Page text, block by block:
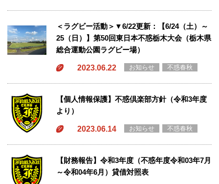
＜ラグビー活動＞▼6/22更新：【6/24（土）～
25（日）】第50回東日本不惑栃木大会（栃木県
総合運動公園ラグビー場）
2023.06.22 お知らせ 不惑春秋
【個人情報保護】不惑倶楽部方針（令和3年度
より）
2023.06.14 お知らせ 不惑春秋
【財務報告】令和3年度（不惑年度令和03年7月
～令和04年6月）貸借対照表